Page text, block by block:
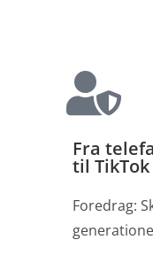
Fra
til TikTok
Foredrag: